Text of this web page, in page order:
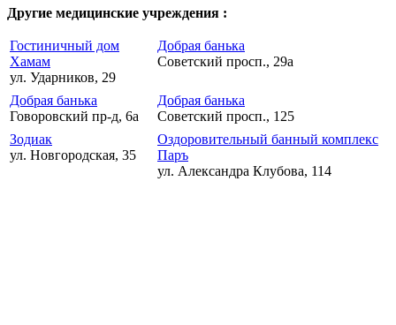
Другие медицинские учреждения :
Гостиничный дом
Хамам
ул. Ударников, 29
Добрая банька
Советский просп., 29а
Добрая банька
Говоровский пр-д, 6а
Добрая банька
Советский просп., 125
Зодиак
ул. Новгородская, 35
Оздоровительный банный комплекс
Паръ
ул. Александра Клубова, 114